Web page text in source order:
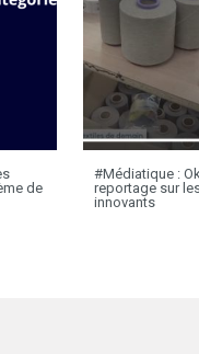
de
#Médiatique :
reportage sur
innovants